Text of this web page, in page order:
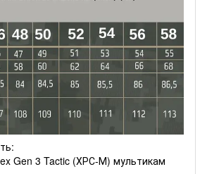
Gen 3 Tactic (ХРС-М) мультикам